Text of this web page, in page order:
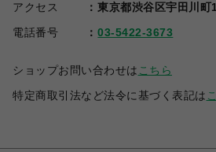
アクセス
東京都渋谷区宇田川町
電話番号
03-5422-3673
ショップお問い合わせは こちら
特定商取引法など法令に基づく表記は